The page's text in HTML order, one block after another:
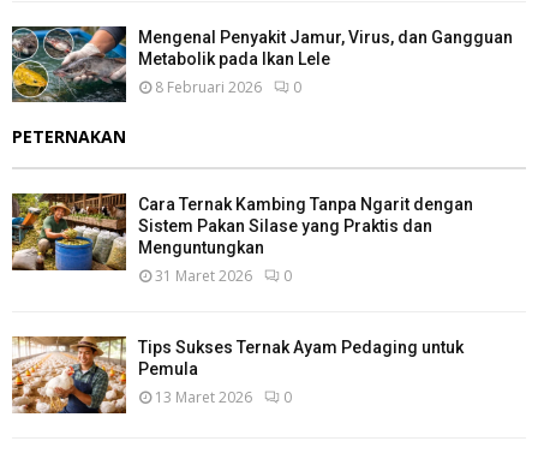
Mengenal Penyakit Jamur, Virus, dan Gangguan
Metabolik pada Ikan Lele
8 Februari 2026 0
PETERNAKAN
Cara Ternak Kambing Tanpa Ngarit dengan
Sistem Pakan Silase yang Praktis dan
Menguntungkan
31 Maret 2026 0
Tips Sukses Ternak Ayam Pedaging untuk
Pemula
13 Maret 2026 0